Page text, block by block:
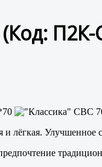
(Код: П2К-
и лёгкая. Улучшенное